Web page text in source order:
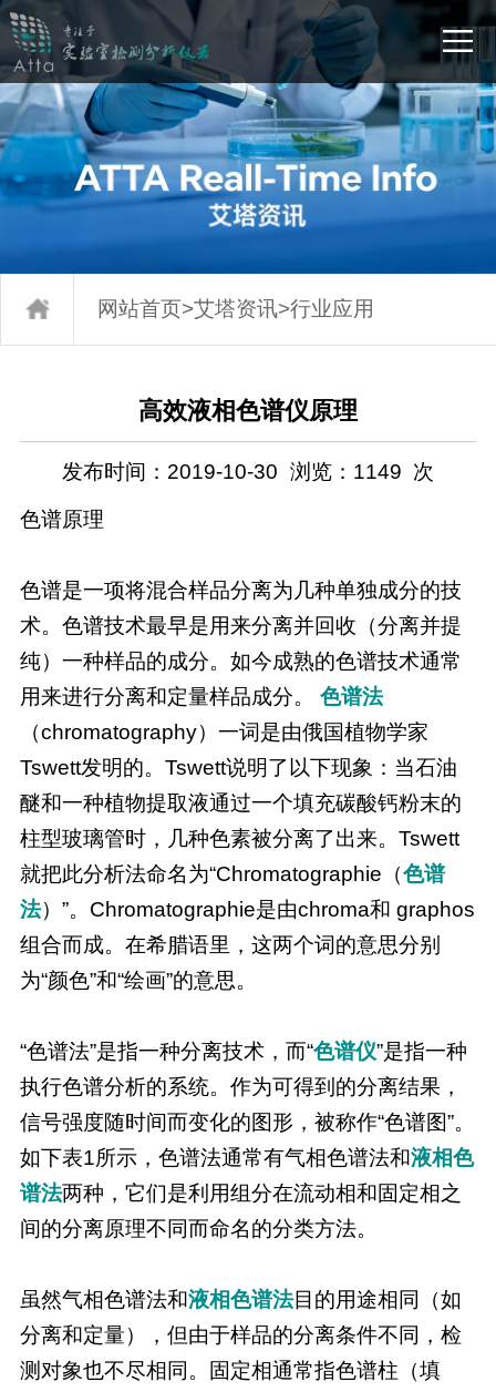
网站首页>艾塔资讯>行业应用
高效液相色谱仪原理
发布时间：2019-10-30 浏览： 1149 次
色谱原理
色谱是一项将混合样品分离为几种单独成分的技
术。色谱技术最早是用来分离并回收（分离并提
纯）一种样品的成分。如今成熟的色谱技术通常
用来进行分离和定量样品成分。 色谱法
（chromatography）一词是由俄国植物学家
Tswett发明的。Tswett说明了以下现象：当石油
醚和一种植物提取液通过一个填充碳酸钙粉末的
柱型玻璃管时，几种色素被分离了出来。Tswett
就把此分析法命名为“Chromatographie（色谱
法）”。Chromatographie是由chroma和 graphos
组合而成。在希腊语里，这两个词的意思分别
为“颜色”和“绘画”的意思。
“色谱法”是指一种分离技术，而“色谱仪”是指一种
执行色谱分析的系统。作为可得到的分离结果，
信号强度随时间而变化的图形，被称作“色谱图”。
如下表1所示，色谱法通常有气相色谱法和液相色
谱法两种，它们是利用组分在流动相和固定相之
间的分离原理不同而命名的分类方法。
虽然气相色谱法和液相色谱法目的用途相同（如
分离和定量），但由于样品的分离条件不同，检
测对象也不尽相同。固定相通常指色谱柱（填